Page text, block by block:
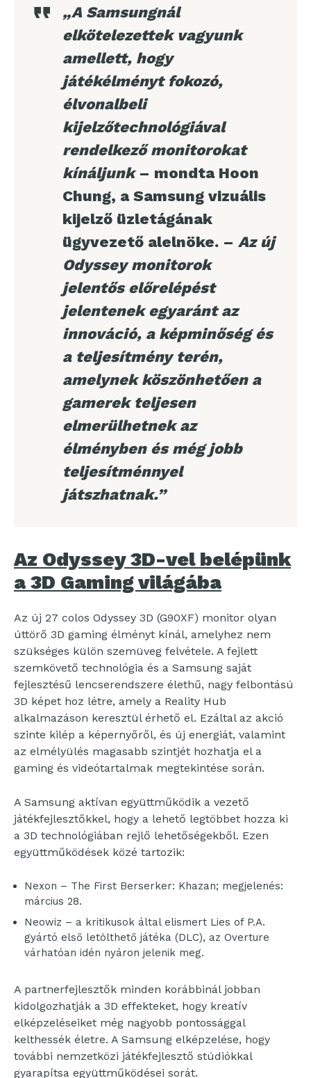
„A Samsungnál
elkötelezettek vagyunk
amellett, hogy
játékélményt fokozó,
élvonalbeli
kijelzőtechnológiával
rendelkező monitorokat
kínáljunk– mondta Hoon
Chung, a Samsung vizuális
kijelző üzletágának
ügyvezető alelnöke. – Az új
Odyssey monitorok
jelentős előrelépést
jelentenek egyaránt az
innováció, a képminőség és
a teljesítmény terén,
amelynek köszönhetően a
gamerek teljesen
elmerülhetnek az
élményben és még jobb
teljesítménnyel
játszhatnak.”
Az Odyssey 3D-vel belépünk
a 3D Gaming világába
Az új 27 colos Odyssey 3D (G90XF) monitor olyan
úttörő 3D gaming élményt kínál, amelyhez nem
szükséges külön szemüveg felvétele. A fejlett
szemkövető technológia és a Samsung saját
fejlesztésű lencserendszere élethű, nagy felbontású
3D képet hoz létre, amely a Reality Hub
alkalmazáson keresztül érhető el. Ezáltal az akció
szinte kilép a képernyőről, és új energiát, valamint
az elmélyülés magasabb szintjét hozhatja el a
gaming és videótartalmak megtekintése során.
A Samsung aktívan együttműködik a vezető
játékfejlesztőkkel, hogy a lehető legtöbbet hozza ki
a 3D technológiában rejlő lehetőségekből. Ezen
együttműködések közé tartozik:
Nexon – The First Berserker: Khazan; megjelenés:
március 28.
Neowiz – a kritikusok által elismert Lies of P.A.
gyártó első letölthető játéka (DLC), az Overture
várhatóan idén nyáron jelenik meg.
A partnerfejlesztők minden korábbinál jobban
kidolgozhatják a 3D effekteket, hogy kreatív
elképzeléseiket még nagyobb pontossággal
kelthessék életre. A Samsung elképzelése, hogy
további nemzetközi játékfejlesztő stúdiókkal
gyarapítsa együttműködései sorát.